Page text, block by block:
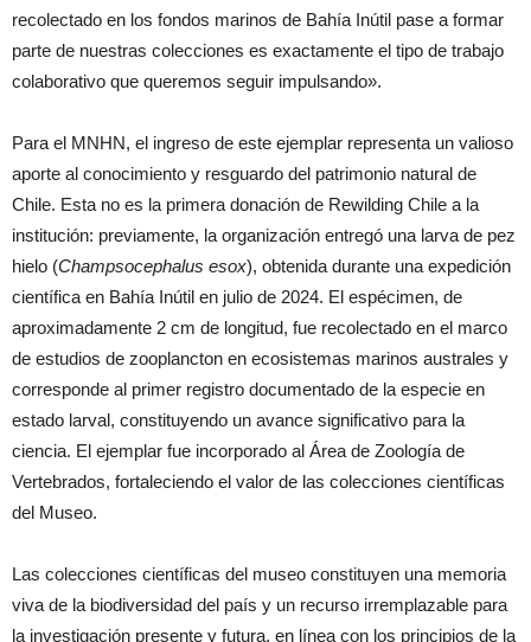
recolectado en los fondos marinos de Bahía Inútil pase a formar
parte de nuestras colecciones es exactamente el tipo de trabajo
colaborativo que queremos seguir impulsando».
Para el MNHN, el ingreso de este ejemplar representa un valioso
aporte al conocimiento y resguardo del patrimonio natural de
Chile. Esta no es la primera donación de Rewilding Chile a la
institución: previamente, la organización entregó una larva de pez
hielo (Champsocephalus esox), obtenida durante una expedición
científica en Bahía Inútil en julio de 2024. El espécimen, de
aproximadamente 2 cm de longitud, fue recolectado en el marco
de estudios de zooplancton en ecosistemas marinos australes y
corresponde al primer registro documentado de la especie en
estado larval, constituyendo un avance significativo para la
ciencia. El ejemplar fue incorporado al Área de Zoología de
Vertebrados, fortaleciendo el valor de las colecciones científicas
del Museo.
Las colecciones científicas del museo constituyen una memoria
viva de la biodiversidad del país y un recurso irremplazable para
la investigación presente y futura, en línea con los principios de la